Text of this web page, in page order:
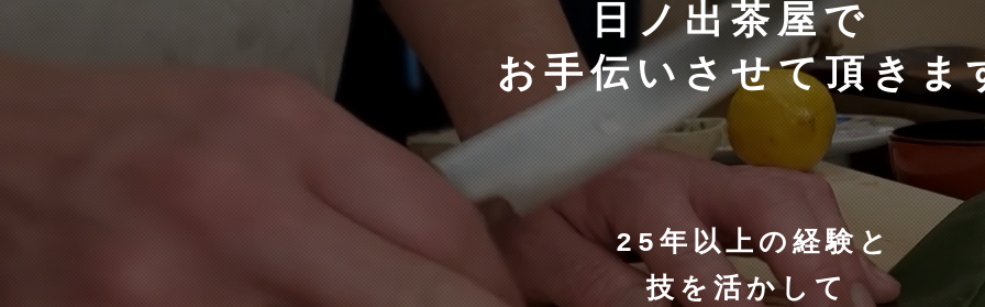
​日ノ出茶屋で
お手伝いさせて頂き
​25年以上の経験と
​技を活かして